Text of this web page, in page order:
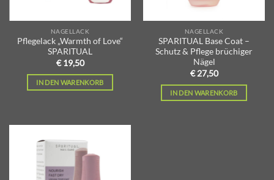
NAGELLACK
Pflegelack „Warmth of Love“
SPARITUAL
€ 19,50
IN DEN WARENKORB
NAGELLACK
SPARITUAL Base Coat –
Schutz & Pflege brüchiger
Nägel
€ 27,50
IN DEN WARENKORB
Zur
hinzufügen